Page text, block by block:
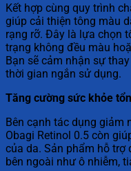
Kết hợp cùng quy trình
giúp cải thiện tông màu
rạng rỡ. Đây là lựa chọn
trạng không đều màu
Bạn sẽ cảm nhận sự
thời gian ngắn sử dụng.
Tăng cường sức khỏe
Bên cạnh tác dụng giảm
Obagi Retinol 0.5 còn
của da. Sản phẩm hỗ
bên ngoài như ô nhiễm,